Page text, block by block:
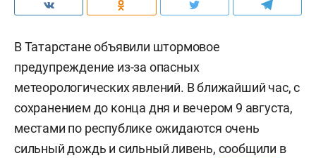
В Татарстане объявили штормовое
предупреждение из-за опасных
метеорологических явлений. В ближайший час, с
сохранением до конца дня и вечером 9 августа,
местами по республике ожидаются очень
сильный дождь и сильный ливень, сообщили в